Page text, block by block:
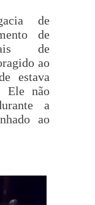
de
de
de
ao
estava
Ele não
a
ao